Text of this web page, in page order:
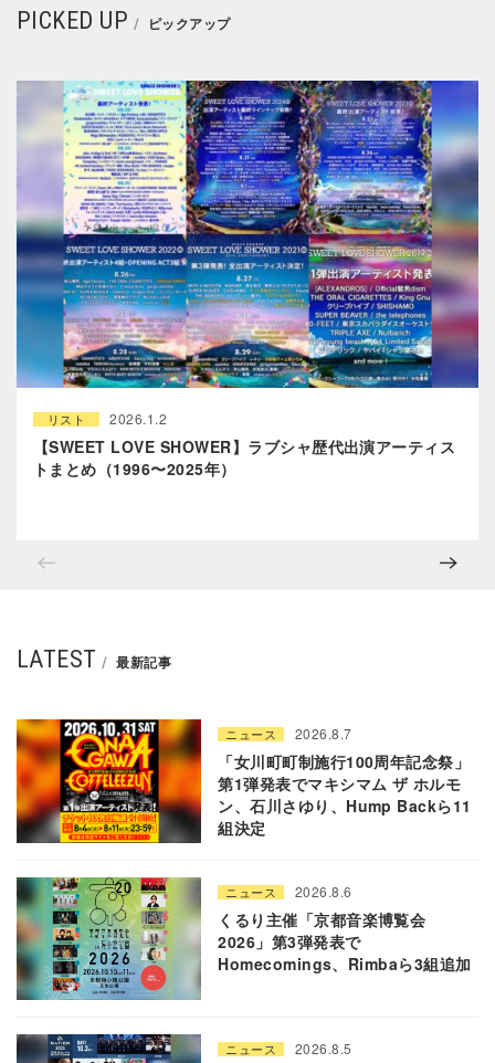
PICKED UP ピックアップ
リスト 2026.1.2
【SWEET LOVE SHOWER】ラブシャ歴代出演アーティス
トまとめ（1996〜2025年）
LATEST 最新記事
ニュース 2026.8.7
「女川町町制施行100周年記念祭」
第1弾発表でマキシマム ザ ホルモ
ン、石川さゆり、Hump Backら11
組決定
ニュース 2026.8.6
くるり主催「京都音楽博覧会
2026」第3弾発表で
Homecomings、Rimbaら3組追加
ニュース 2026.8.5